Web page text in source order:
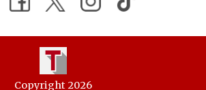
Copyright 2026